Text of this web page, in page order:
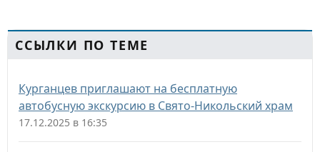
ССЫЛКИ ПО ТЕМЕ
Курганцев приглашают на бесплатную
автобусную экскурсию в Свято-Никольский храм
17.12.2025 в 16:35